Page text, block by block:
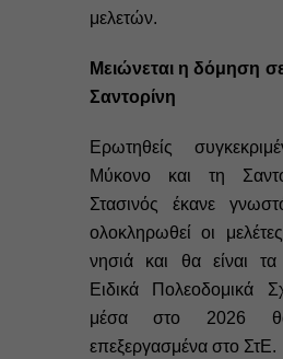
μελετών.
Μειώνεται η δόμηση
Σαντορίνη
Ερωτηθείς
Μύκονο και τη
Στασινός έκανε
ολοκληρωθεί οι
νησιά και θα είναι
Ειδικά Πολεοδομικά
μέσα στο 2026
επεξεργασμένα στο ΣτΕ.